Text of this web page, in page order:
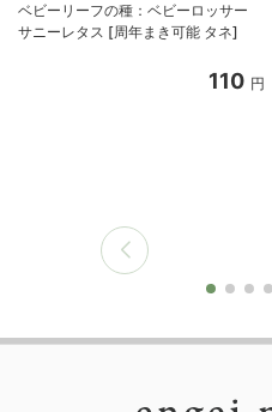
ベビーリーフの種：ベビーロッサー
サニーレタス [周年まき可能 タネ]
110 円